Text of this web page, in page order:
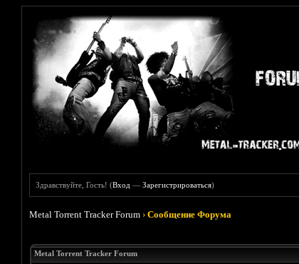
Здравствуйте, Гость! (Вход —Зарегистрироваться)
Metal Torrent Tracker Forum ›Сообщение Форума
Metal Torrent Tracker Forum